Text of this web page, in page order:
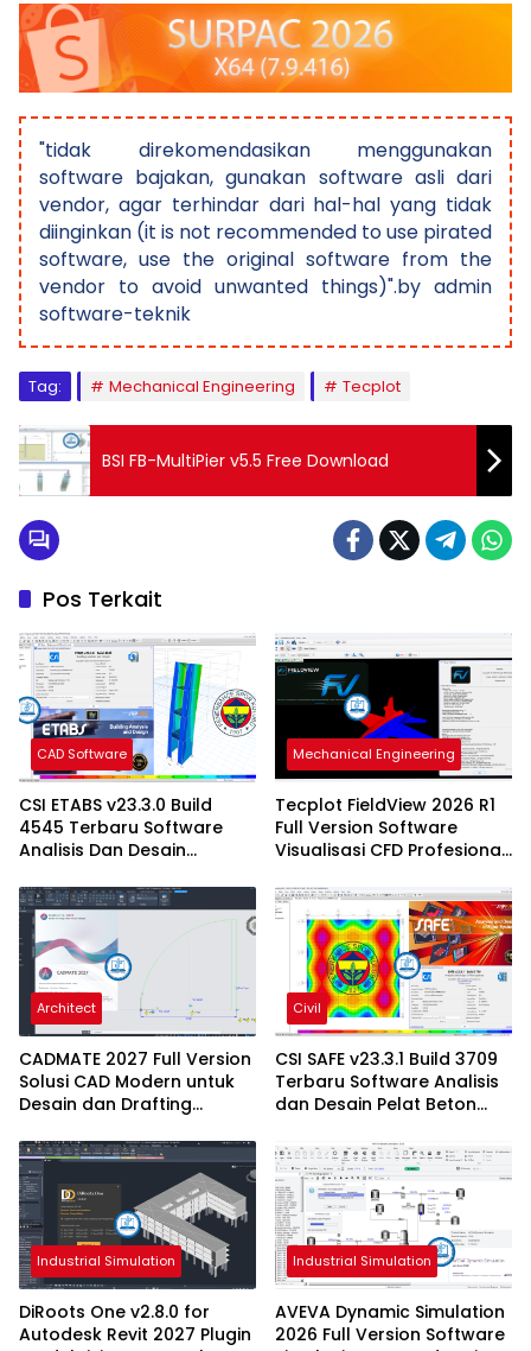
"tidak direkomendasikan menggunakan
software bajakan, gunakan software asli dari
vendor, agar terhindar dari hal-hal yang tidak
diinginkan (it is not recommended to use pirated
software, use the original software from the
vendor to avoid unwanted things)".by admin
software-teknik
Tag: Mechanical Engineering Tecplot
BSI FB-MultiPier v5.5 Free Download
Pos Terkait
CAD Software
CSI ETABS v23.3.0 Build
4545 Terbaru Software
Analisis Dan Desain
Profesional
Mechanical Engineering
Tecplot FieldView 2026 R1
Full Version Software
Visualisasi CFD Profesional
Architect
CADMATE 2027 Full Version
Solusi CAD Modern untuk
Desain dan Drafting
Civil
CSI SAFE v23.3.1 Build 3709
Terbaru Software Analisis
dan Desain Pelat Beton
Industrial Simulation
DiRoots One v2.8.0 for
Autodesk Revit 2027 Plugin
Industrial Simulation
AVEVA Dynamic Simulation
2026 Full Version Software